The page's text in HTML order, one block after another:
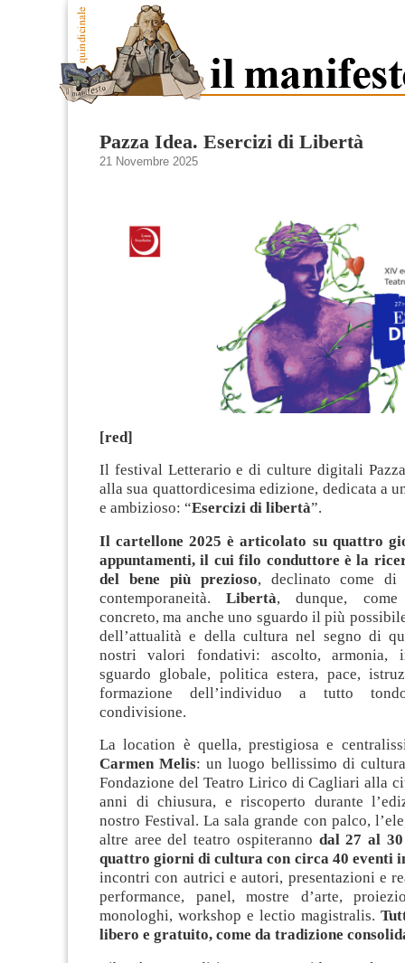
Pazza Idea. Esercizi di Libertà
21 Novembre 2025
[red]
Il festival Letterario e di culture digitali
alla sua quattordicesima edizione, dedicata a
e ambizioso: “Esercizi di libertà”.
Il cartellone 2025 è articolato su quattro
appuntamenti, il cui filo conduttore è la
del bene più prezioso, declinato come di
contemporaneità.Libertà, dunque,
concreto, ma anche uno sguardo il più
dell’attualità e della cultura nel segno di
nostri valori fondativi: ascolto, armonia,
sguardo globale, politica estera, pace,
formazione dell’individuo a tutto
condivisione.
La location è quella, prestigiosa e
Carmen Melis: un luogo bellissimo di
Fondazione del Teatro Lirico di Cagliari alla
anni di chiusura, e riscoperto durante
nostro Festival. La sala grande con palco,
altre aree del teatro ospiteranno dal 27 al
quattro giorni di cultura con circa 40 eventi
incontri con autrici e autori, presentazioni e
performance, panel, mostre d’arte,
monologhi, workshop e lectio magistralis.
libero e gratuito, come da tradizione